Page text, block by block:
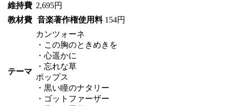
維持費 2,695円
教材費
音楽著作権使用料 154円
テーマ
カンツォーネ
・この胸のときめきを
・心遥かに
・忘れな草
ポップス
・黒い瞳のナタリー
・ゴットファーザー